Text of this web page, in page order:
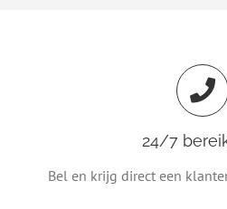
24/7
Bel en krijg direct een